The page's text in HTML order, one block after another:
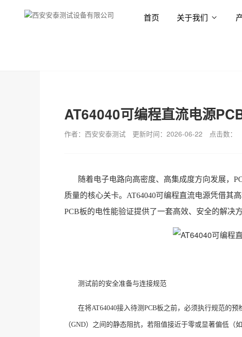
首页 关于我们
AT64040可编程直流电源
作者：西安安泰测试 更新时间：2026-06-22 点击数：
随着电子电路向高密度、高集成度方向发展，
质量的核心关卡。AT64040可编程直流电源凭借其
PCB板的电性能验证提供了一套高效、安全的解决
测试前的安全准备与连接规范
在将AT64040接入待测PCB板之前，必须执行规范的
（GND）之间的静态阻抗，若阻值接近于零或显著偏低